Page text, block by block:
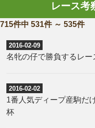
レース考
715件中 531件 ～ 535件
2016-02-09
名牝の仔で勝負するレー
2016-02-02
1番人気ディープ産駒だ
杯